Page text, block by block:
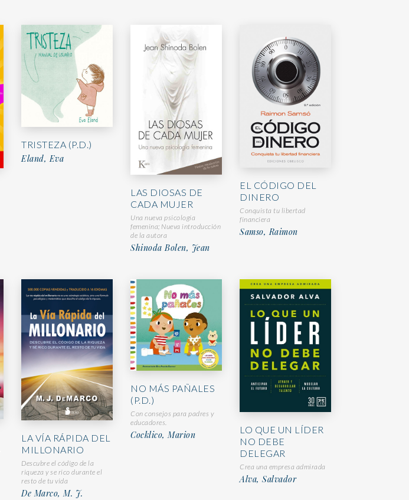
TRISTEZA (P.D.)
Eland, Eva
LAS DIOSAS DE
CADA MUJER
Una nueva psicología
femenina; Nueva introducción
de la autora
Shinoda Bolen, Jean
EL CÓDIGO DEL
DINERO
Conquista tu libertad
financiera
Samso, Raimon
LA VÍA RÁPIDA DEL
MILLONARIO
Descubre el código de la
riqueza y se rico durante el
resto de tu vida
De Marco, M. J.
NO MÁS PAÑALES
(P.D.)
Con consejos para padres y
educadores.
Cocklico, Marion
LO QUE UN LÍDER
NO DEBE
DELEGAR
Crea una empresa admirada
Alva, Salvador